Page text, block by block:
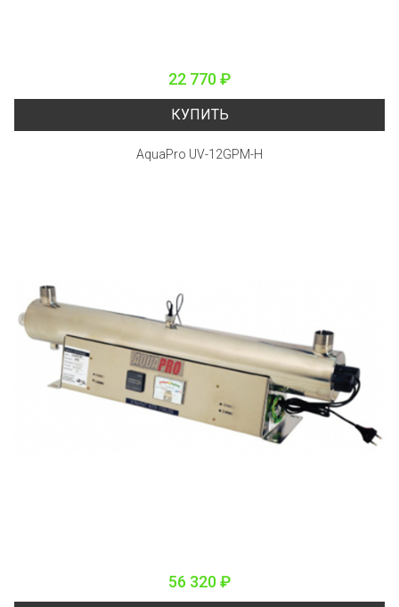
22 770 ₽
КУПИТЬ
AquaPro UV-12GPM-H
56 320 ₽